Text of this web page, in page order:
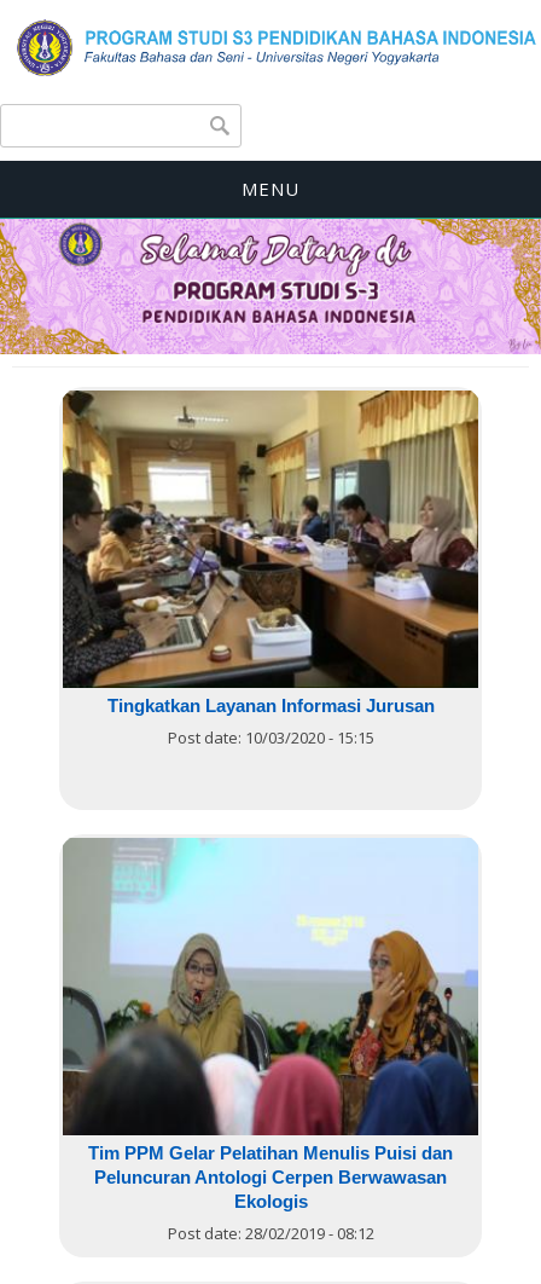
Search form
MENU
Tingkatkan Layanan Informasi Jurusan
Post date: 10/03/2020 - 15:15
Tim PPM Gelar Pelatihan Menulis Puisi dan
Peluncuran Antologi Cerpen Berwawasan
Ekologis
Post date: 28/02/2019 - 08:12